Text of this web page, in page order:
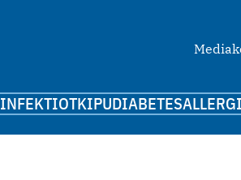
INFEKTIOTKIPUDIABETES